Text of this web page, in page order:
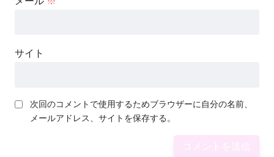
サイト
次回のコメントで使用するためブラウザーに自分の名前、
メールアドレス、サイトを保存する。